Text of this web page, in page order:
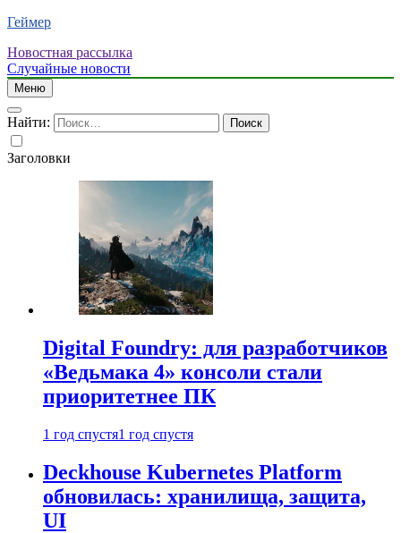
Геймер
Новостная рассылка
Случайные новости
Меню
Найти:
Заголовки
Digital Foundry: для разработчиков
«Ведьмака 4» консоли стали
приоритетнее ПК
1 год спустя1 год спустя
Deckhouse Kubernetes Platform
обновилась: хранилища, защита,
UI